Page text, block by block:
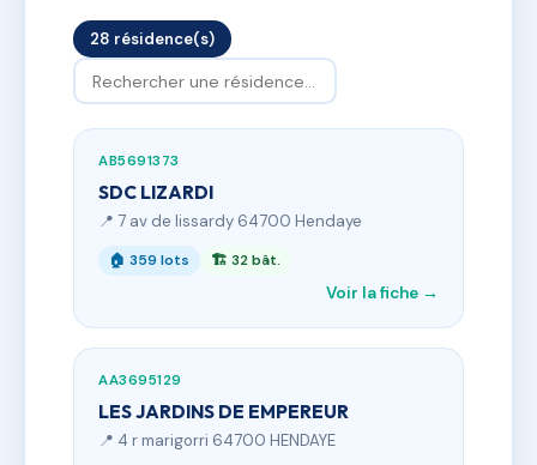
28 résidence(s)
AB5691373
SDC LIZARDI
📍 7 av de lissardy 64700 Hendaye
🏠 359 lots 🏗 32 bât.
Voir la fiche →
AA3695129
LES JARDINS DE EMPEREUR
📍 4 r marigorri 64700 HENDAYE